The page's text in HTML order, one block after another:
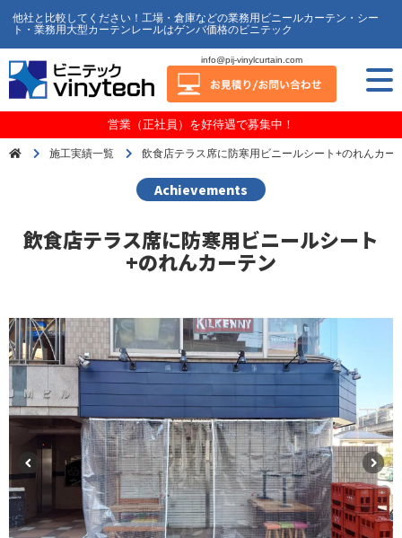
他社と比較してください！工場・倉庫などの業務用ビニールカーテン・シー
ト・業務用大型カーテンレールはゲンバ価格のビニテック
info@pij-vinylcurtain.com
営業（正社員）を好待遇で募集中！
施工実績一覧 飲食店テラス席に防寒用ビニールシート+のれんカー
Achievements
飲食店テラス席に防寒用ビニールシート
+のれんカーテン